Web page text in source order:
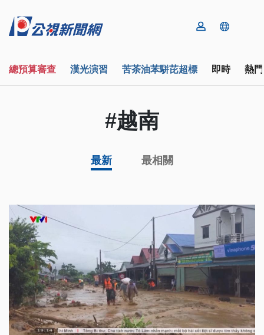
總預算審查 漢光演習 苦茶油苯駢芘超標 即時 熱
#越南
最新 最相關